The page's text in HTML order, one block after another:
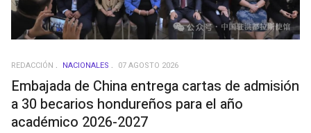
REDACCIÓN NACIONALES 07 AGOSTO 2026
Embajada de China entrega cartas de admisión
a 30 becarios hondureños para el año
académico 2026-2027